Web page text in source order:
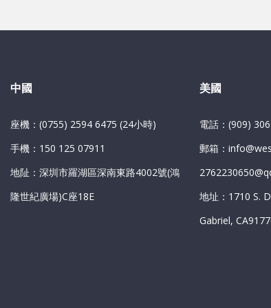
中國
座機：(0755) 2594 6475 (24小時)
手機：150 125 07911
地阯：深圳市羅湖區深南東路4002號(鴻
隆世紀廣場)C座18E
美國
電話：(909)
郵箱：
地址：1710 S.
Gabriel,